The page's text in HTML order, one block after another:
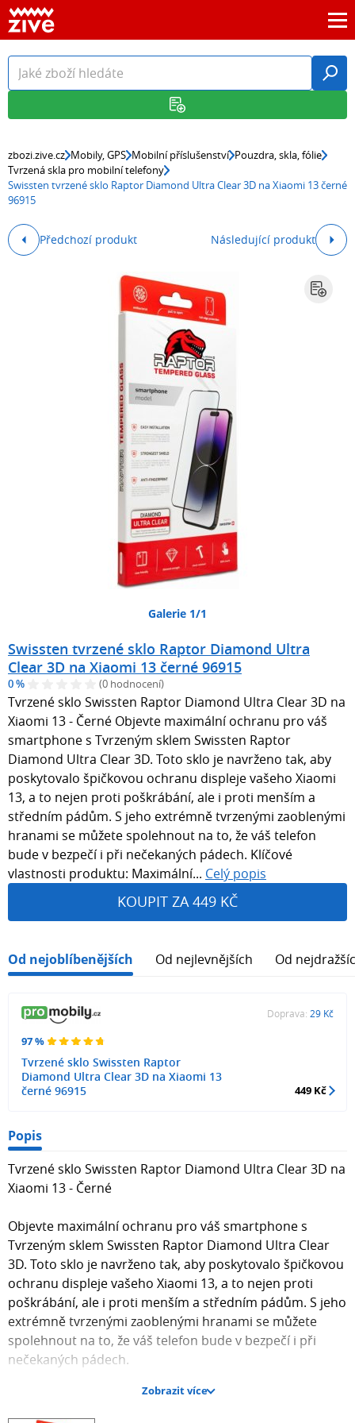
zbozi.zive.cz Mobily, GPS Mobilní příslušenství Pouzdra, skla, fólie
Tvrzená skla pro mobilní telefony
Swissten tvrzené sklo Raptor Diamond Ultra Clear 3D na Xiaomi 13 černé
96915
Předchozí produkt Následující produkt
Galerie 1/1
Swissten tvrzené sklo Raptor Diamond Ultra
Clear 3D na Xiaomi 13 černé 96915
0 % (0 hodnocení)
Tvrzené sklo Swissten Raptor Diamond Ultra Clear 3D na
Xiaomi 13 - Černé Objevte maximální ochranu pro váš
smartphone s Tvrzeným sklem Swissten Raptor
Diamond Ultra Clear 3D. Toto sklo je navrženo tak, aby
poskytovalo špičkovou ochranu displeje vašeho Xiaomi
13, a to nejen proti poškrábání, ale i proti menším a
středním pádům. S jeho extrémně tvrzenými zaoblenými
hranami se můžete spolehnout na to, že váš telefon
bude v bezpečí i při nečekaných pádech. Klíčové
vlastnosti produktu: Maximální... Celý popis
KOUPIT ZA 449 KČ
Od nejoblíbenějších Od nejlevnějších Od
97 %
Tvrzené sklo Swissten Raptor
Diamond Ultra Clear 3D na Xiaomi 13
černé 96915
Doprava: 29 Kč
449 Kč
Popis
Tvrzené sklo Swissten Raptor Diamond Ultra Clear 3D na
Xiaomi 13 - Černé
Objevte maximální ochranu pro váš smartphone s
Tvrzeným sklem Swissten Raptor Diamond Ultra Clear
3D. Toto sklo je navrženo tak, aby poskytovalo špičkovou
ochranu displeje vašeho Xiaomi 13, a to nejen proti
poškrábání, ale i proti menším a středním pádům. S jeho
extrémně tvrzenými zaoblenými hranami se můžete
spolehnout na to, že váš telefon bude v bezpečí i při
nečekaných pádech.
Klíčové vlastnosti produktu:Zobrazit více